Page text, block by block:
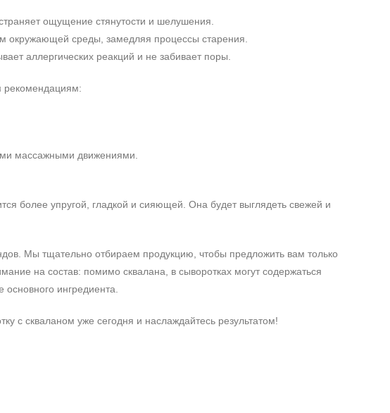
ощущение стянутости и шелушения.
окружающей среды, замедляя процессы старения.
аллергических реакций и не забивает поры.
рекомендациям:
массажными движениями.
более упругой, гладкой и сияющей. Она будет выглядеть свежей и
Мы тщательно отбираем продукцию, чтобы предложить вам только
на состав: помимо сквалана, в сыворотках могут содержаться
ингредиента.
с скваланом уже сегодня и наслаждайтесь результатом!